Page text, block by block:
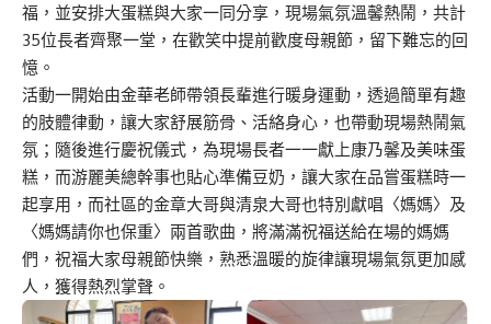
福，並安排大蛋糕與大家一同分享，現場氣氛溫馨熱鬧，共計
35位長者齊聚一堂，在歡笑中提前歡度母親節，留下難忘的回
憶。
活動一開始由金華老師帶領長輩進行暖身運動，透過簡單有趣
的肢體律動，讓大家舒展筋骨、活絡身心，也帶動現場熱鬧氣
氛；隨後進行慶祝儀式，為現場長者一一獻上康乃馨及美味蛋
糕，而游麗美總幹事也貼心準備豆奶，讓大家在品嘗蛋糕時一
起享用，而社區的金章大哥與清泉大哥也特別獻唱〈媽媽〉及
〈媽媽請你也保重〉兩首歌曲，將滿滿祝福送給在場的媽媽
們，祝福大家母親節快樂，熟悉溫暖的旋律讓現場氣氛更加感
人，獲得熱烈掌聲。